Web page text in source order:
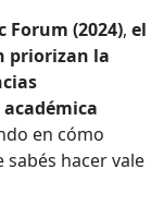
Forum (2024), el
priorizan la
en cómo
sabés hacer vale